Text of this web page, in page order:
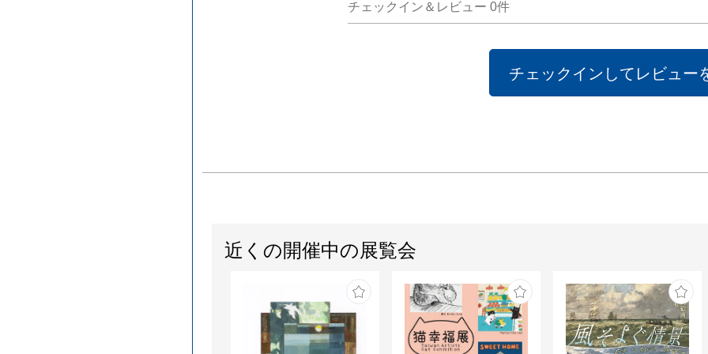
チェックイン＆レビュー 0件
チェックインしてレビュー
近くの開催中の展覧会